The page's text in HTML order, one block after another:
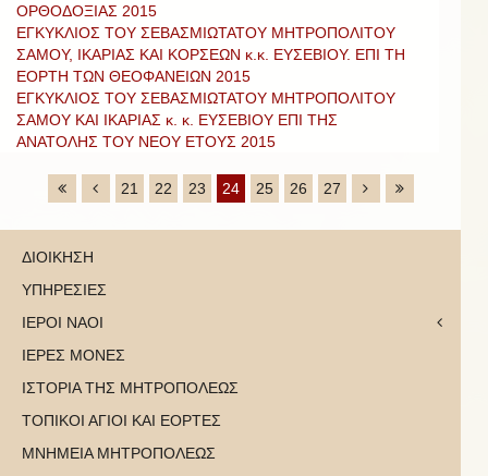
ΟΡΘΟΔΟΞΙΑΣ 2015
ΕΓΚΥΚΛΙΟΣ ΤΟΥ ΣΕΒΑΣΜΙΩΤΑΤΟΥ ΜΗΤΡΟΠΟΛΙΤΟΥ
ΣΑΜΟΥ, ΙΚΑΡΙΑΣ ΚΑΙ ΚΟΡΣΕΩΝ κ.κ. ΕΥΣΕΒΙΟΥ. ΕΠΙ ΤΗ
ΕΟΡΤΗ ΤΩΝ ΘΕΟΦΑΝΕΙΩΝ 2015
ΕΓΚΥΚΛΙΟΣ ΤΟΥ ΣΕΒΑΣΜΙΩΤΑΤΟΥ ΜΗΤΡΟΠΟΛΙΤΟΥ
ΣΑΜΟΥ ΚΑΙ ΙΚΑΡΙΑΣ κ. κ. ΕΥΣΕΒΙΟΥ ΕΠΙ ΤΗΣ
ΑΝΑΤΟΛΗΣ ΤΟΥ ΝΕΟΥ ΕΤΟΥΣ 2015
21 22 23 24 25 26 27
ΔΙΟΙΚΗΣΗ
ΥΠΗΡΕΣΙΕΣ
ΙΕΡΟΙ ΝΑΟΙ
ΙΕΡΕΣ ΜΟΝΕΣ
ΙΣΤΟΡΙΑ ΤΗΣ ΜΗΤΡΟΠΟΛΕΩΣ
ΤΟΠΙΚΟΙ ΑΓΙΟΙ ΚΑΙ ΕΟΡΤΕΣ
ΜΝΗΜΕΙΑ ΜΗΤΡΟΠΟΛΕΩΣ